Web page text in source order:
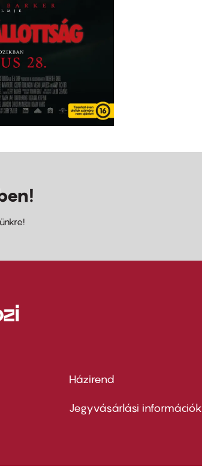
Footer
menu
Házirend
Jegyvásárlási információk